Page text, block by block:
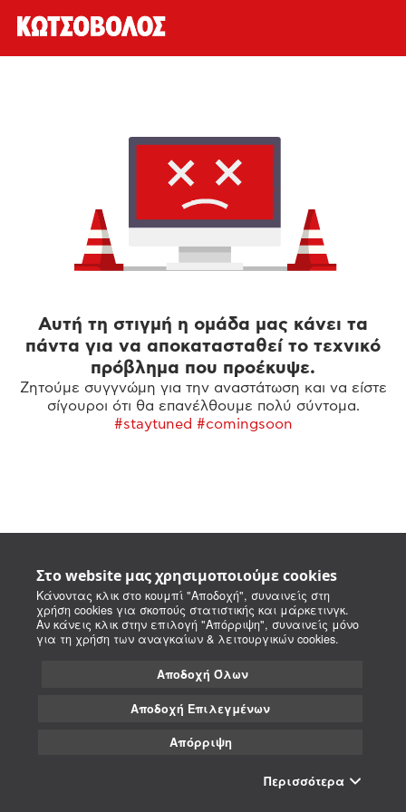
Στο website μας χρησιμοποιούμε cookies
Κάνοντας κλικ στο κουμπί "Αποδοχή", συναινείς στη
χρήση cookies για σκοπούς στατιστικής και μάρκετινγκ.
Αν κάνεις κλικ στην επιλογή "Απόρριψη", συναινείς μόνο
για τη χρήση των αναγκαίων & λειτουργικών cookies.
Αποδοχή Όλων
Αποδοχή Επιλεγμένων
Απόρριψη
Περισσότερα
Αυτή τη στιγμή η ομάδα μας κάνει τα
πάντα για να αποκατασταθεί το τεχνικό
πρόβλημα που προέκυψε.
Ζητούμε συγγνώμη για την αναστάτωση και να είστε
σίγουροι ότι θα επανέλθουμε πολύ σύντομα.
#staytuned #comingsoon